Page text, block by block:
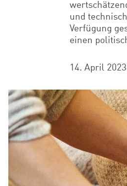
und
Verfügung
einen
14. April 2023